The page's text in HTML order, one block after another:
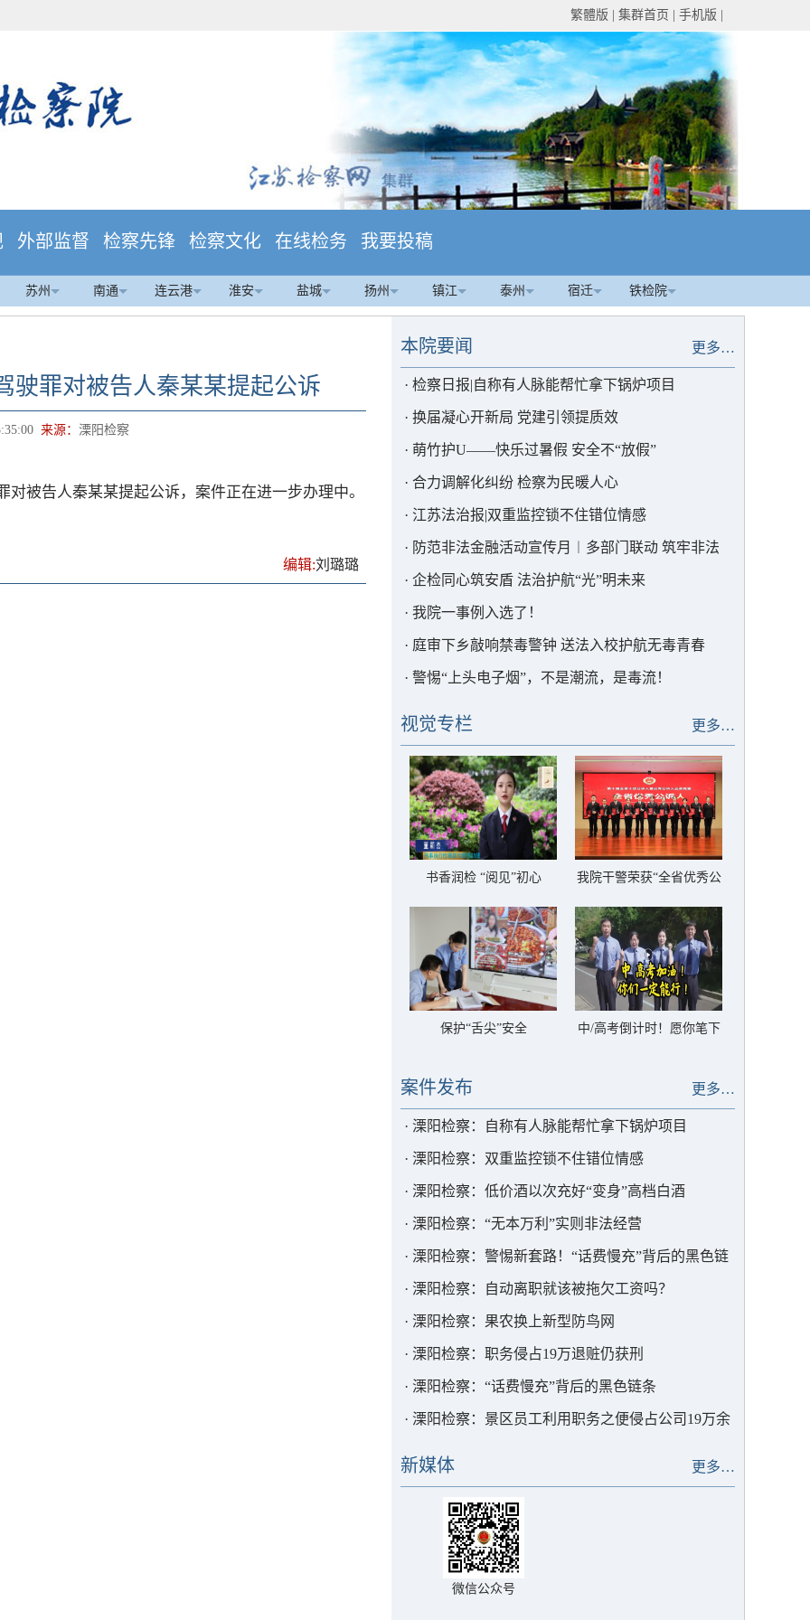
繁體版 集群首页 手机版
外部监督 检察先锋 检察文化 在线检务 我要投稿
苏州 南通 连云港 淮安 盐城 扬州 镇江 泰州 宿迁 铁检院
驶罪对被告人秦某某提起公诉
来源： 溧阳检察
被告人秦某某提起公诉，案件正在进一步办理中。
编辑:刘璐璐
更多…
本院要闻
· 检察日报|自称有人脉能帮忙拿下锅炉项目
· 换届凝心开新局 党建引领提质效
· 萌竹护U——快乐过暑假 安全不“放假”
· 合力调解化纠纷 检察为民暖人心
· 江苏法治报|双重监控锁不住错位情感
· 防范非法金融活动宣传月︱多部门联动 筑牢非法
集资“防护墙”
· 企检同心筑安盾 法治护航“光”明未来
· 我院一事例入选了！
· 庭审下乡敲响禁毒警钟 送法入校护航无毒青春
· 警惕“上头电子烟”，不是潮流，是毒流！
更多…
视觉专栏
书香润检 “阅见”初心
我院干警荣获“全省优秀公
保护“舌尖”安全
中/高考倒计时！愿你笔下
更多…
案件发布
· 溧阳检察：自称有人脉能帮忙拿下锅炉项目
· 溧阳检察：双重监控锁不住错位情感
· 溧阳检察：低价酒以次充好“变身”高档白酒
· 溧阳检察：“无本万利”实则非法经营
· 溧阳检察：警惕新套路！“话费慢充”背后的黑色链
条
· 溧阳检察：自动离职就该被拖欠工资吗？
· 溧阳检察：果农换上新型防鸟网
· 溧阳检察：职务侵占19万退赃仍获刑
· 溧阳检察：“话费慢充”背后的黑色链条
· 溧阳检察：景区员工利用职务之便侵占公司19万余
更多…
新媒体
微信公众号